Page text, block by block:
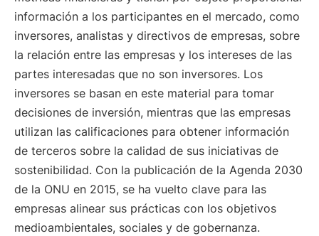
información a los participantes en el mercado, como
inversores, analistas y directivos de empresas, sobre
la relación entre las empresas y los intereses de las
partes interesadas que no son inversores. Los
inversores se basan en este material para tomar
decisiones de inversión, mientras que las empresas
utilizan las calificaciones para obtener información
de terceros sobre la calidad de sus iniciativas de
sostenibilidad. Con la publicación de la Agenda 2030
de la ONU en 2015, se ha vuelto clave para las
empresas alinear sus prácticas con los objetivos
medioambientales, sociales y de gobernanza.